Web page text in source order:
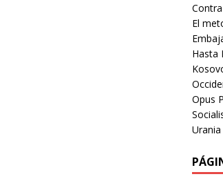
El
Hasta
Opus
Urania